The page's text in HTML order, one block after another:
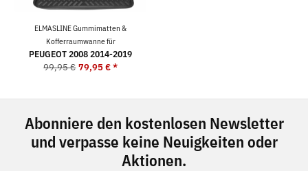
ELMASLINE Gummimatten &
Kofferraumwanne für
PEUGEOT 2008 2014-2019
99,95 € 79,95 €*
Abonniere den kostenlosen Newsletter
und verpasse keine Neuigkeiten oder
Aktionen.